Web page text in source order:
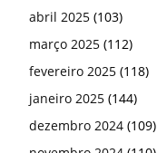
abril 2025 (103)
março 2025 (112)
fevereiro 2025 (118)
janeiro 2025 (144)
dezembro 2024 (109)